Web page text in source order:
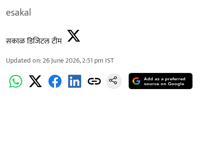
esakal
सकाळ डिजिटल टीम
Updated on:26 June 2026, 2:51 pm IST
Add as a preferred
source on Google